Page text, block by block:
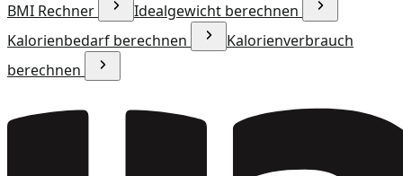
BMI Rechner
Idealgewicht berechnen
Kalorienbedarf berechnen
Kalorienverbrauch
berechnen